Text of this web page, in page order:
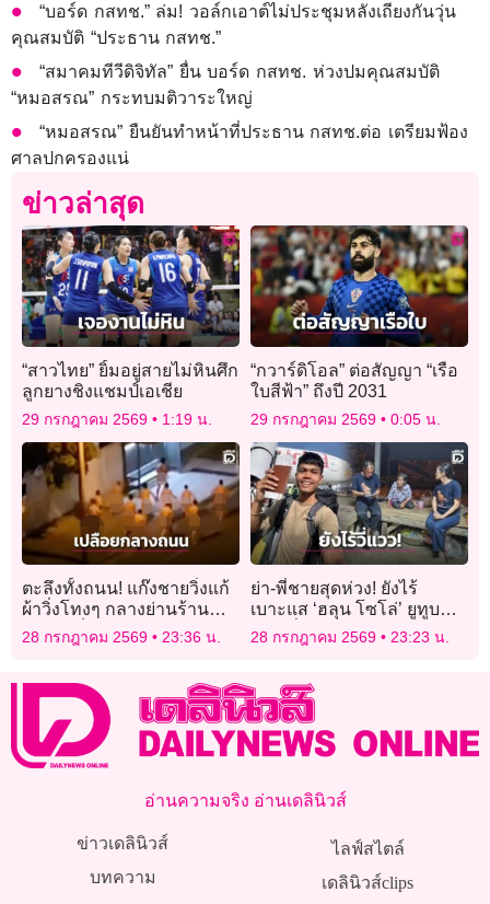
“บอร์ด กสทช.” ล่ม! วอล์กเอาต์ไม่ประชุมหลังเถียงกันวุ่น
คุณสมบัติ “ประธาน กสทช.”
“สมาคมทีวีดิจิทัล” ยื่น บอร์ด กสทช. ห่วงปมคุณสมบัติ
“หมอสรณ” กระทบมติวาระใหญ่
“หมอสรณ” ยืนยันทำหน้าที่ประธาน กสทช.ต่อ เตรียมฟ้อง
ศาลปกครองแน่
ข่าวล่าสุด
“สาวไทย” ยิ้มอยู่สายไม่หินศึก
ลูกยางชิงแชมป์เอเชีย
29 กรกฎาคม 2569 1:19 น.
“กวาร์ดิโอล” ต่อสัญญา “เรือ
ใบสีฟ้า” ถึงปี 2031
29 กรกฎาคม 2569 0:05 น.
ตะลึงทั้งถนน! แก๊งชายวิ่งแก้
ผ้าวิ่งโทงๆ กลางย่านร้าน
อาหารชื่อดังในออสเตรเลีย
28 กรกฎาคม 2569 23:36 น.
ย่า-พี่ชายสุดห่วง! ยังไร้
เบาะแส ‘ฮลุน โซโล่’ ยูทูบ
เบอร์ชื่อดังหายตัวปริศนา
จอร์เจีย
28 กรกฎาคม 2569 23:23 น.
อ่านความจริง อ่านเดลินิวส์
ข่าวเดลินิวส์
บทความ
ไลฟ์สไตล์
เดลินิวส์clips